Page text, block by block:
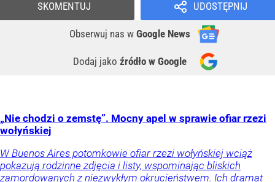
UDOSTĘPNIJ
Obserwuj nas w Google News
Dodaj jako źródło w Google
SKOMENTUJ
„Nie chodzi o zemstę”. Mocny apel w sprawie ofiar rzezi
wołyńskiej
W Buenos Aires potomkowie ofiar rzezi wołyńskiej wciąż
pokazują rodzinne zdjęcia i listy, wspominając bliskich
zamordowanych z niezwykłym okrucieństwem. Ich dramat